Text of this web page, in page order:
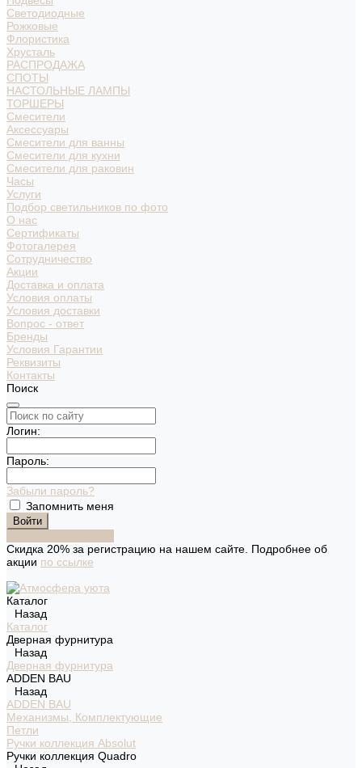
Светодиодные
Рожковые
Флористика
Хрусталь
РАСПРОДАЖА
СПОТЫ
НАСТОЛЬНЫЕ ЛАМПЫ
ТОРШЕРЫ
Смесители
Аксессуары
Смесители для ванны
Смесители для кухни
Смесители для раковин
Часы
Услуги
Подбор светильников по фото
О нас
Сертификаты
Фотогалерея
Сотрудничество
Акции
Доставка и оплата
Условия оплаты
Условия доставки
Вопрос - ответ
Бренды
Условия Гарантии
Реквизиты
Контакты
Поиск
Логин:
Пароль:
Забыли пароль?
Запомнить меня
Скидка 20% за регистрацию на нашем сайте. Подробнее об
акции по ссылке
Каталог
Назад
Каталог
Дверная фурнитура
Назад
Дверная фурнитура
ADDEN BAU
Назад
ADDEN BAU
Механизмы, Комплектующие
Петли
Ручки коллекция Absolut
Ручки коллекция Quadro